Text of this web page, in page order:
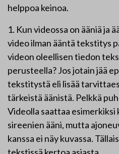
helppoa keinoa.
1. Kun videossa on ääniä ja
video ilman ääntä tekstitys
videon oleellisen tiedon
perusteella? Jos jotain jää
tekstitystä eli lisää
tärkeistä äänistä. Pelkkä
Videolla saattaa
sireenien ääni, mutta
kanssa ei näy kuvassa.